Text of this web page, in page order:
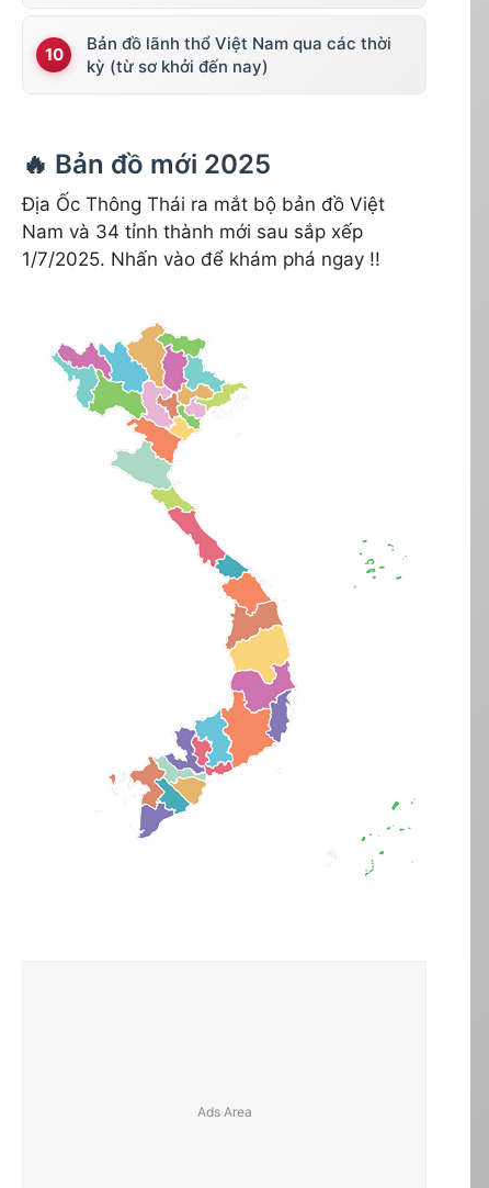
Bản đồ lãnh thổ Việt Nam qua các thời
kỳ (từ sơ khởi đến nay)
🔥 Bản đồ mới 2025
Địa Ốc Thông Thái ra mắt bộ bản đồ Việt
Nam và 34 tỉnh thành mới sau sắp xếp
1/7/2025. Nhấn vào để khám phá ngay !!